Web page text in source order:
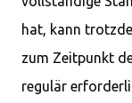
hat, kann
zum Zeitpunkt
regulär